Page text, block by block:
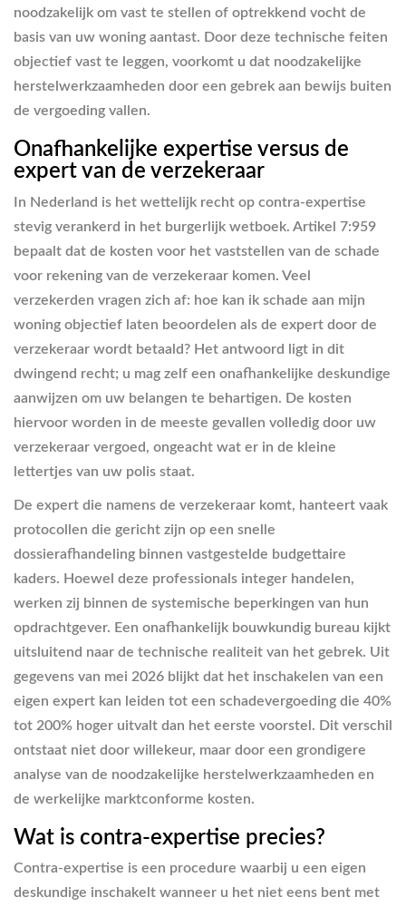
noodzakelijk om vast te stellen of optrekkend vocht de
basis van uw woning aantast. Door deze technische feiten
objectief vast te leggen, voorkomt u dat noodzakelijke
herstelwerkzaamheden door een gebrek aan bewijs buiten
de vergoeding vallen.
Onafhankelijke expertise versus de
expert van de verzekeraar
In Nederland is het wettelijk recht op contra-expertise
stevig verankerd in het burgerlijk wetboek. Artikel 7:959
bepaalt dat de kosten voor het vaststellen van de schade
voor rekening van de verzekeraar komen. Veel
verzekerden vragen zich af: hoe kan ik schade aan mijn
woning objectief laten beoordelen als de expert door de
verzekeraar wordt betaald? Het antwoord ligt in dit
dwingend recht; u mag zelf een onafhankelijke deskundige
aanwijzen om uw belangen te behartigen. De kosten
hiervoor worden in de meeste gevallen volledig door uw
verzekeraar vergoed, ongeacht wat er in de kleine
lettertjes van uw polis staat.
De expert die namens de verzekeraar komt, hanteert vaak
protocollen die gericht zijn op een snelle
dossierafhandeling binnen vastgestelde budgettaire
kaders. Hoewel deze professionals integer handelen,
werken zij binnen de systemische beperkingen van hun
opdrachtgever. Een onafhankelijk bouwkundig bureau kijkt
uitsluitend naar de technische realiteit van het gebrek. Uit
gegevens van mei 2026 blijkt dat het inschakelen van een
eigen expert kan leiden tot een schadevergoeding die 40%
tot 200% hoger uitvalt dan het eerste voorstel. Dit verschil
ontstaat niet door willekeur, maar door een grondigere
analyse van de noodzakelijke herstelwerkzaamheden en
de werkelijke marktconforme kosten.
Wat is contra-expertise precies?
Contra-expertise is een procedure waarbij u een eigen
deskundige inschakelt wanneer u het niet eens bent met